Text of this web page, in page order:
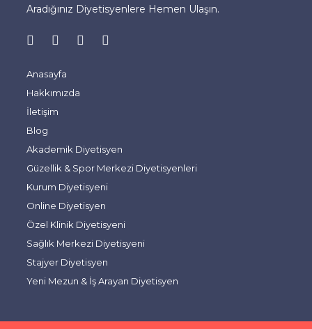
Aradığınız Diyetisyenlere Hemen Ulaşın.
Anasayfa
Hakkımızda
İletişim
Blog
Akademik Diyetisyen
Güzellik & Spor Merkezi Diyetisyenleri
Kurum Diyetisyeni
Online Diyetisyen
Özel Klinik Diyetisyeni
Sağlık Merkezi Diyetisyeni
Stajyer Diyetisyen
Yeni Mezun & İş Arayan Diyetisyen